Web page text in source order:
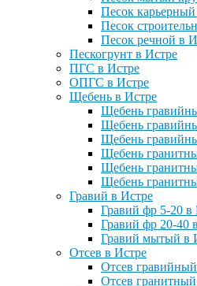
Песок
Песок
Песок речной в
Пескогрунт в Истре
ПГС в Истре
ОПГС в Истре
Щебень в Истре
Щебень
Щебень
Щебень
Щебень
Щебень
Щебень
Гравий в Истре
Гравий фр 5-20 в
Гравий фр 20-40
Гравий мытый в
Отсев в Истре
Отсев
Отсев